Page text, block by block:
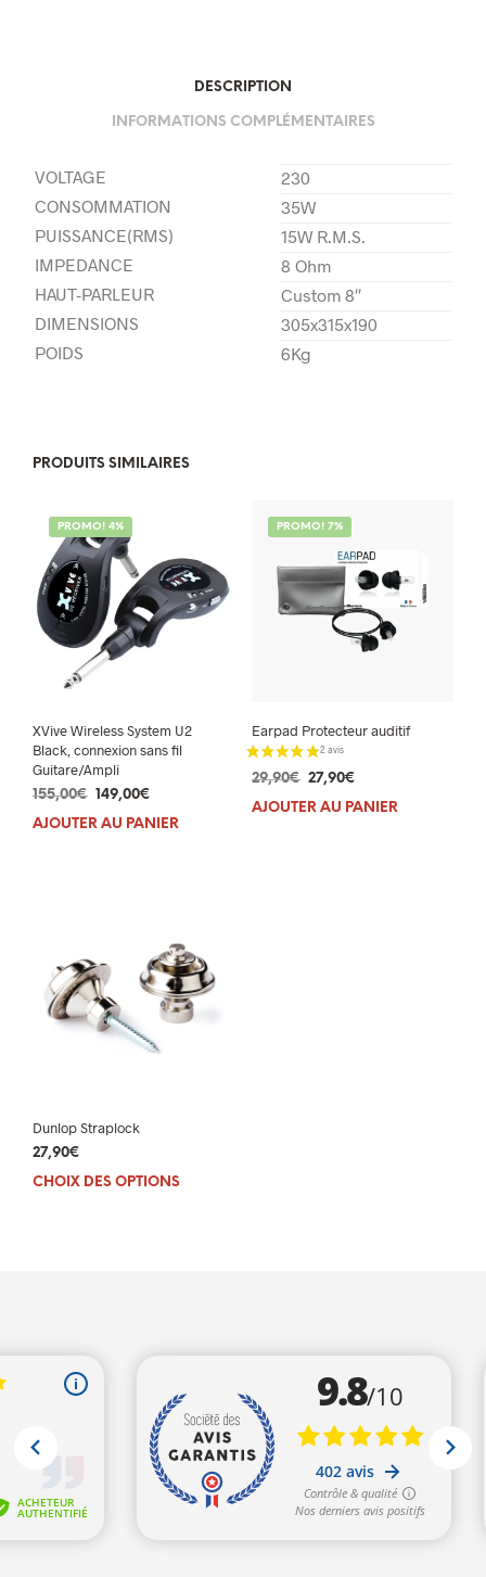
DESCRIPTION
INFORMATIONS COMPLÉMENTAIRES
VOLTAGE
230
CONSOMMATION
35W
PUISSANCE(RMS)
15W R.M.S.
IMPEDANCE
8 Ohm
HAUT-PARLEUR
Custom 8″
DIMENSIONS
305x315x190
POIDS
6Kg
PRODUITS SIMILAIRES
PROMO! 4%
XVive Wireless System U2
Black, connexion sans fil
Guitare/Ampli
155,00€ Le
prix
149,00€
prix
AJOUTER AU PANIER
PROMO! 7%
Earpad Protecteur auditif
29,90€ Le
prix
27,90€Le
prix
AJOUTER AU PANIER
Dunlop Straplock
27,90€
CHOIX DES OPTIONS
choisies
sur
page
du
produit